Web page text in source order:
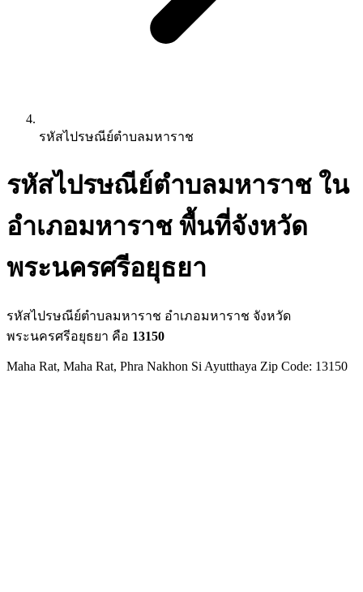
รหัสไปรษณีย์ตำบลมหาราช
รหัสไปรษณีย์ตำบลมหาราช ใน
อำเภอมหาราช พื้นที่จังหวัด
พระนครศรีอยุธยา
รหัสไปรษณีย์ตำบลมหาราช อำเภอมหาราช จังหวัด
พระนครศรีอยุธยา คือ 13150
Maha Rat, Maha Rat, Phra Nakhon Si Ayutthaya Zip Code: 13150